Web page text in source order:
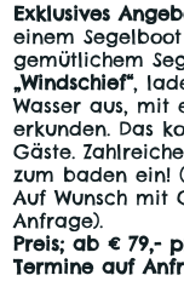
Exklusives
einem
gemütlichem
„Windschief“,
Wasser aus, mit
erkunden. Das
Gäste.
zum baden ein!
Auf Wunsch mit
Anfrage).
Preis; ab € 79,-
Termine auf